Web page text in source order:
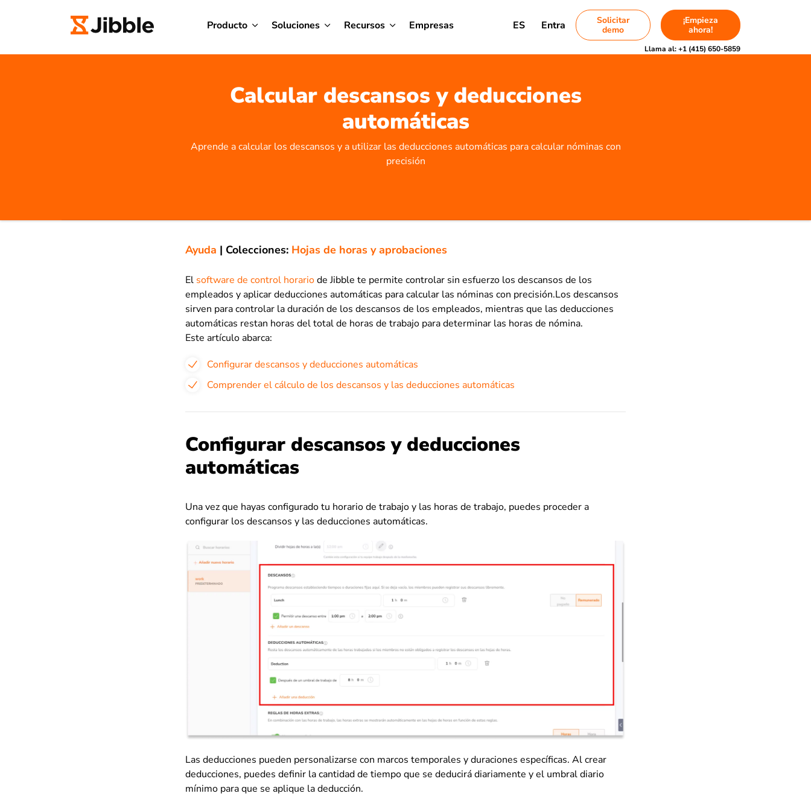
Producto Soluciones Recursos Empresas ES Entra
Solicitar
demo
¡Empieza
ahora!
Llama al:+1 (415) 650-5859
Calcular descansos y deducciones
automáticas
Aprende a calcular los descansos y a utilizar las deducciones automáticas para calcular nóminas con
precisión
Ayuda | Colecciones: Hojas de horas y aprobaciones
El software de control horariode Jibble te permite controlar sin esfuerzo los descansos de los
empleados y aplicar deducciones automáticas para calcular las nóminas con precisión.Los descansos
sirven para controlar la duración de los descansos de los empleados, mientras que las deducciones
automáticas restan horas del total de horas de trabajo para determinar las horas de nómina.
Este artículo abarca:
Configurar descansos y deducciones automáticas
Comprender el cálculo de los descansos y las deducciones automáticas
Configurar descansos y deducciones
automáticas
Una vez que hayas configurado tu horario de trabajo y las horas de trabajo, puedes proceder a
configurar los descansos y las deducciones automáticas.
Las deducciones pueden personalizarse con marcos temporales y duraciones específicas. Al crear
deducciones, puedes definir la cantidad de tiempo que se deducirá diariamente y el umbral diario
mínimo para que se aplique la deducción.